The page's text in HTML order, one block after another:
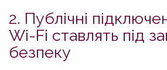
2. Публічні
Wi-Fi ставлять під
безпеку